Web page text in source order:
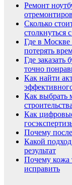
Ремонт
Сколько
столкнуться
Где в Москве
потерять
Где заказать
точно
Как найти
Как выбрать
Как
Почему
Какой
результат
Почему кожа
исправить